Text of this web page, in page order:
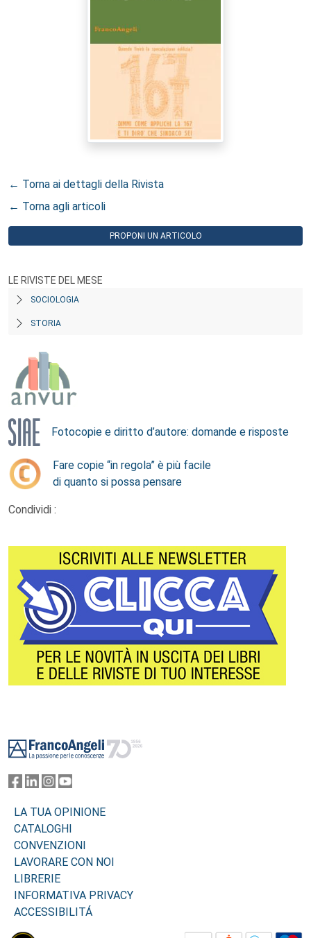
← Torna ai dettagli della Rivista
← Torna agli articoli
PROPONI UN ARTICOLO
LE RIVISTE DEL MESE
SOCIOLOGIA
STORIA
Fotocopie e diritto d’autore: domande e risposte
Fare copie “in regola” è più facile
di quanto si possa pensare
Condividi :
LA TUA OPINIONE
CATALOGHI
CONVENZIONI
LAVORARE CON NOI
LIBRERIE
INFORMATIVA PRIVACY
ACCESSIBILITÁ